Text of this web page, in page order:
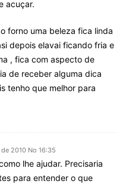
acuçar.
forno uma beleza fica linda
depois elavai ficando fria e
, fica com aspecto de
de receber alguma dica
tenho que melhor para
2010 No 16:35
lhe ajudar. Precisaria
para entender o que